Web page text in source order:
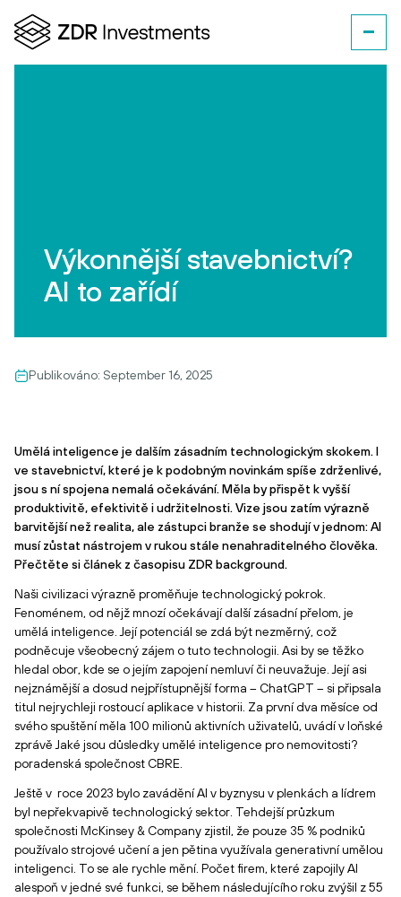
Výkonnější stavebnictví?
AI to zařídí
Publikováno: September 16, 2025
Umělá inteligence je dalším zásadním technologickým skokem. I
ve stavebnictví, které je k podobným novinkám spíše zdrženlivé,
jsou s ní spojena nemalá očekávání. Měla by přispět k vyšší
produktivitě, efektivitě i udržitelnosti. Vize jsou zatím výrazně
barvitější než realita, ale zástupci branže se shodují v jednom: AI
musí zůstat nástrojem v rukou stále nenahraditelného člověka.
Přečtěte si článek z časopisu ZDR background.
Naši civilizaci výrazně proměňuje technologický pokrok.
Fenoménem, od nějž mnozí očekávají další zásadní přelom, je
umělá inteligence. Její potenciál se zdá být nezměrný, což
podněcuje všeobecný zájem o tuto technologii. Asi by se těžko
hledal obor, kde se o jejím zapojení nemluví či neuvažuje. Její asi
nejznámější a dosud nejpřístupnější forma – ChatGPT – si připsala
titul nejrychleji rostoucí aplikace v historii. Za první dva měsíce od
svého spuštění měla 100 milionů aktivních uživatelů, uvádí v loňské
zprávě Jaké jsou důsledky umělé inteligence pro nemovitosti?
poradenská společnost CBRE.
Ještě v roce 2023 bylo zavádění AI v byznysu v plenkách a lídrem
byl nepřekvapivě technologický sektor. Tehdejší průzkum
společnosti McKinsey & Company zjistil, že pouze 35 % podniků
používalo strojové učení a jen pětina využívala generativní umělou
inteligenci. To se ale rychle mění. Počet firem, které zapojily AI
alespoň v jedné své funkci, se během následujícího roku zvýšil z 55